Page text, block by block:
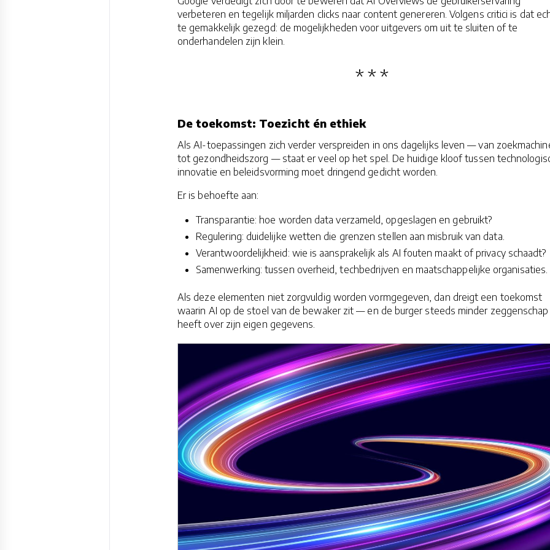
verbeteren en tegelijk miljarden clicks naar content genereren. Volgens critici is dat
te gemakkelijk gezegd: de mogelijkheden voor uitgevers om uit te sluiten of te
onderhandelen zijn klein.
De toekomst: Toezicht én ethiek
Als AI-toepassingen zich verder verspreiden in ons dagelijks leven — van
tot gezondheidszorg — staat er veel op het spel. De huidige kloof tussen
innovatie en beleidsvorming moet dringend gedicht worden.
Er is behoefte aan:
Transparantie: hoe worden data verzameld, opgeslagen en gebruikt?
Regulering: duidelijke wetten die grenzen stellen aan misbruik van data.
Verantwoordelijkheid: wie is aansprakelijk als AI fouten maakt of privacy schaadt?
Samenwerking: tussen overheid, techbedrijven en maatschappelijke organisaties.
Als deze elementen niet zorgvuldig worden vormgegeven, dan dreigt een toekomst
waarin AI op de stoel van de bewaker zit — en de burger steeds minder zeggenschap
heeft over zijn eigen gegevens.